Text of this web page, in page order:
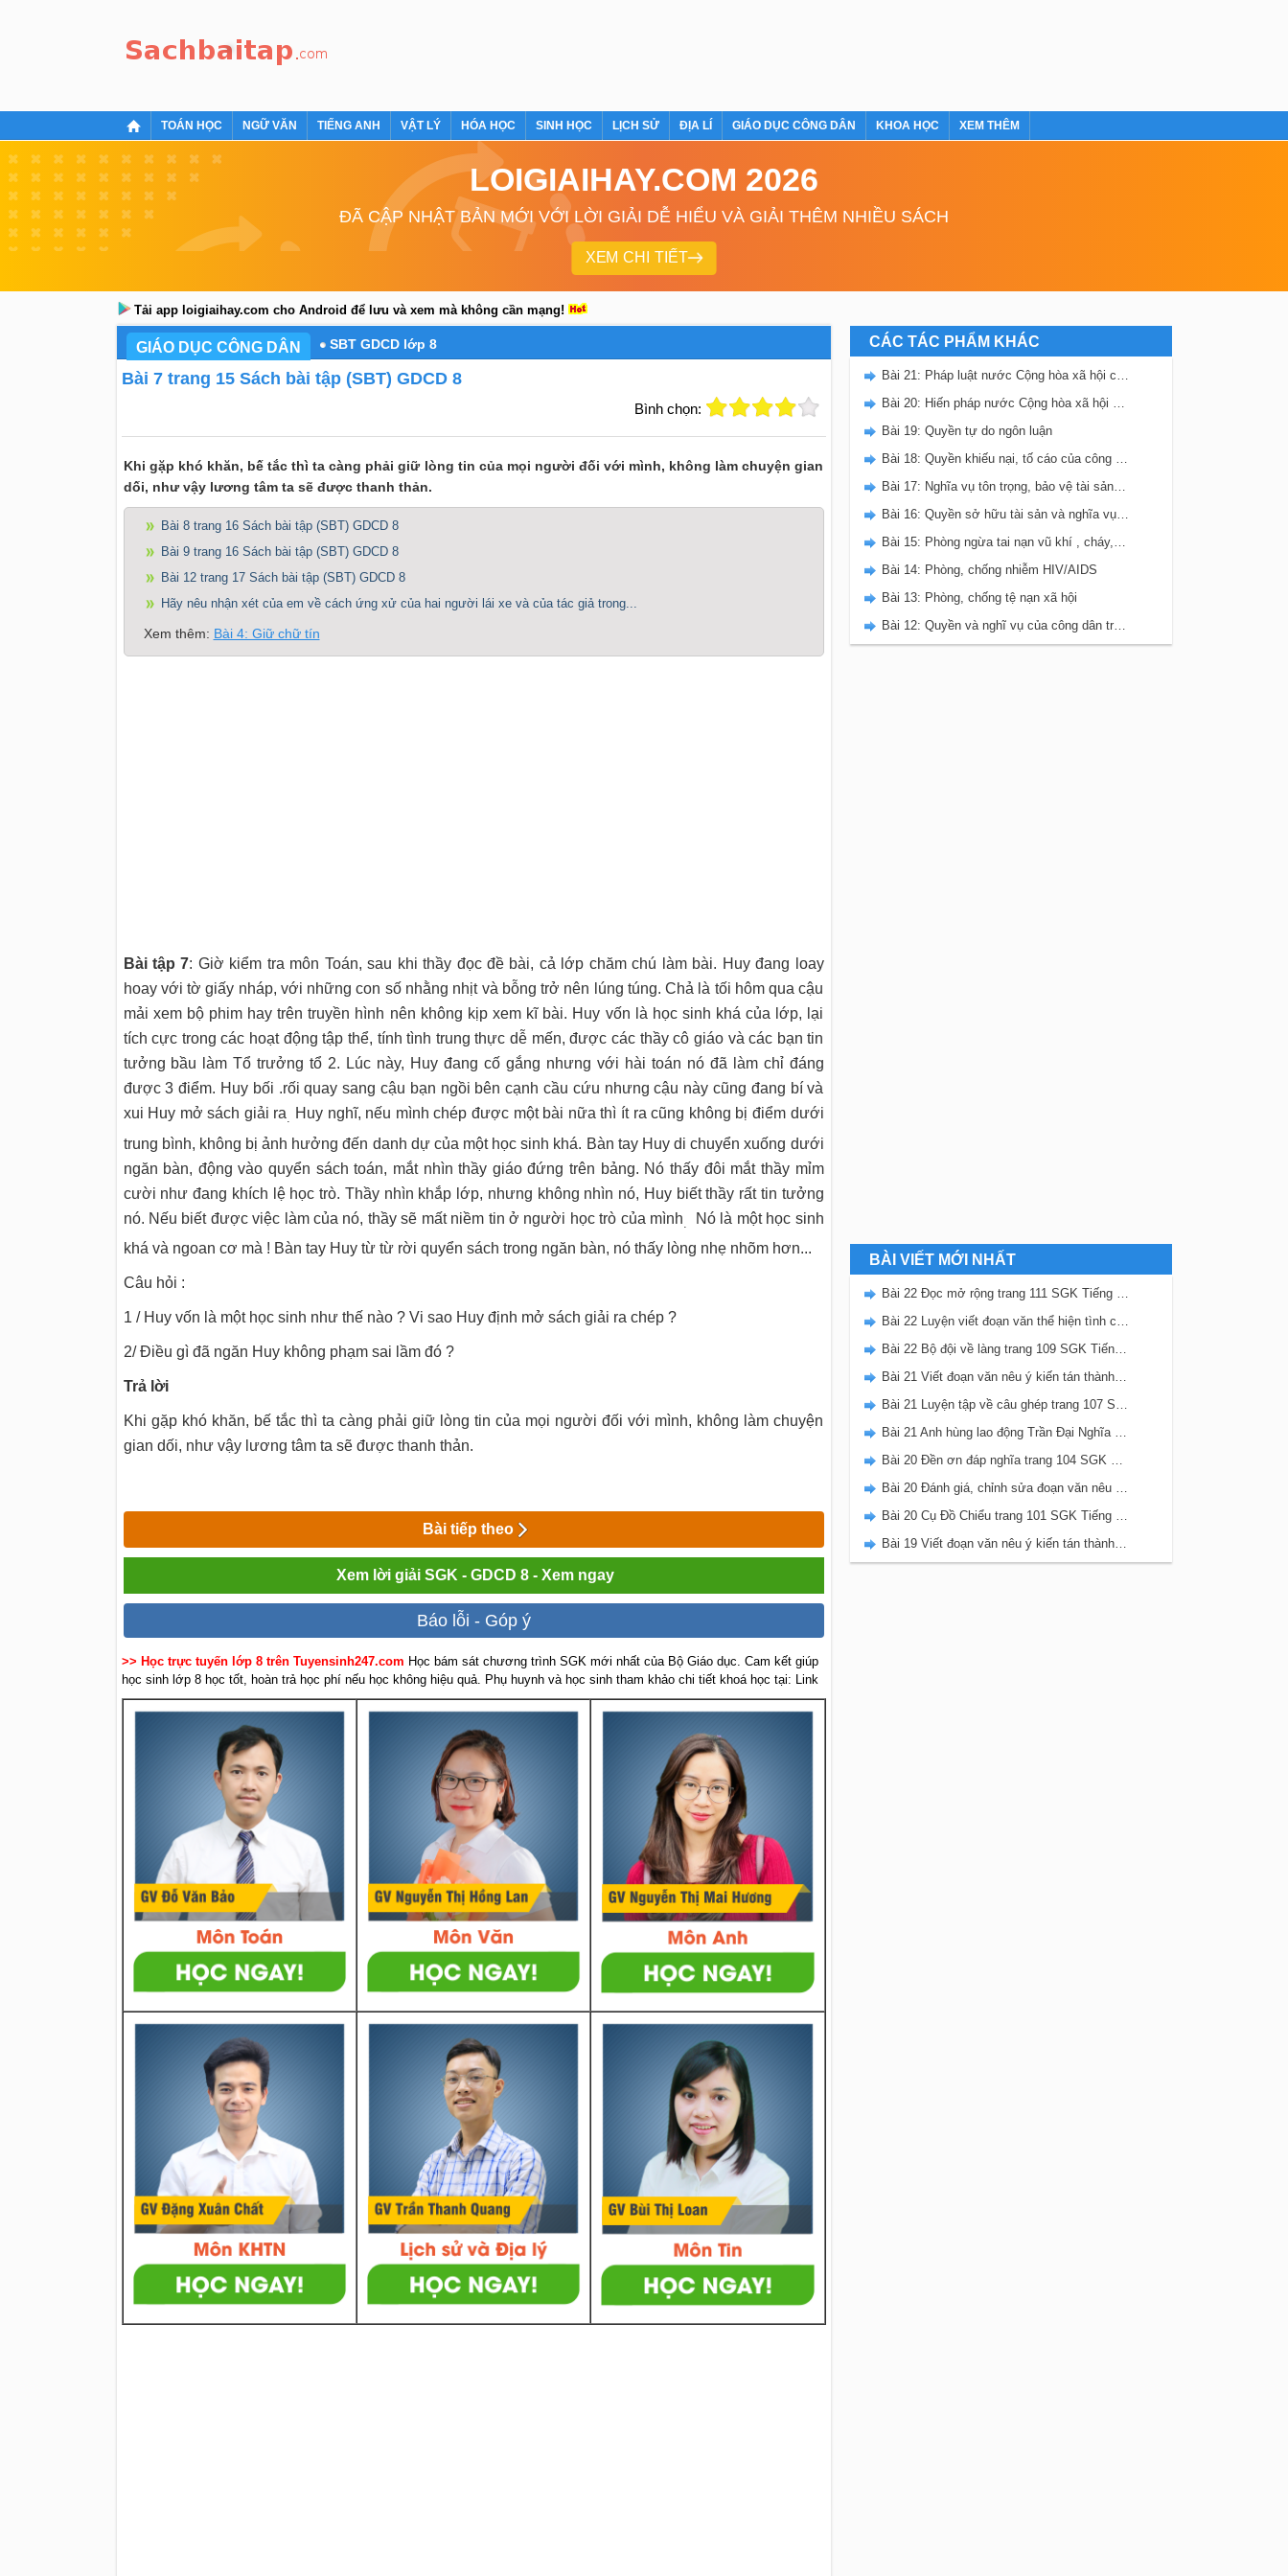
TOÁN HỌC NGỮ VĂN TIẾNG ANH VẬT LÝ HÓA HỌC SINH HỌC LỊCH SỬ ĐỊA LÍ GIÁO DỤC CÔNG DÂN KHOA HỌC XEM THÊM
LOIGIAIHAY.COM 2026
ĐÃ CẬP NHẬT BẢN MỚI VỚI LỜI GIẢI DỄ HIỂU VÀ GIẢI THÊM NHIỀU SÁCH
XEM CHI TIẾT
Tải app loigiaihay.com cho Android để lưu và xem mà không cần mạng!
GIÁO DỤC CÔNG DÂN SBT GDCD lớp 8
Bài 7 trang 15 Sách bài tập (SBT) GDCD 8
Bình chọn:
Khi gặp khó khăn, bế tắc thì ta càng phải giữ lòng tin của mọi người đối với mình, không làm chuyện gian
dối, như vậy lương tâm ta sẽ được thanh thản.
Bài 8 trang 16 Sách bài tập (SBT) GDCD 8
Bài 9 trang 16 Sách bài tập (SBT) GDCD 8
Bài 12 trang 17 Sách bài tập (SBT) GDCD 8
Hãy nêu nhận xét của em về cách ứng xử của hai người lái xe và của tác giả trong...
Xem thêm: Bài 4: Giữ chữ tín
Bài tập 7: Giờ kiểm tra môn Toán, sau khi thầy đọc đề bài, cả lớp chăm chú làm bài. Huy đang loay
hoay với tờ giấy nháp, với những con số nhằng nhịt và bỗng trở nên lúng túng. Chả là tối hôm qua cậu
mải xem bộ phim hay trên truyền hình nên không kịp xem kĩ bài. Huy vốn là học sinh khá của lớp, lại
tích cực trong các hoạt động tập thể, tính tình trung thực dễ mến, được các thầy cô giáo và các bạn tin
tưởng bầu làm Tổ trưởng tổ 2. Lúc này, Huy đang cố gắng nhưng với hài toán nó đã làm chỉ đáng
được 3 điểm. Huy bối .rối quay sang cậu bạn ngồi bên cạnh cầu cứu nhưng cậu này cũng đang bí và
xui Huy mở sách giải ra. Huy nghĩ, nếu mình chép được một bài nữa thì ít ra cũng không bị điểm dưới
trung bình, không bị ảnh hưởng đến danh dự của một học sinh khá. Bàn tay Huy di chuyển xuống dưới
ngăn bàn, động vào quyển sách toán, mắt nhìn thầy giáo đứng trên bảng. Nó thấy đôi mắt thầy mỉm
cười như đang khích lệ học trò. Thầy nhìn khắp lớp, nhưng không nhìn nó, Huy biết thầy rất tin tưởng
nó. Nếu biết được việc làm của nó, thầy sẽ mất niềm tin ở người học trò của mình
Nó là một học sinh
khá và ngoan cơ mà ! Bàn tay Huy từ từ rời quyển sách trong ngăn bàn, nó thấy lòng nhẹ nhõm hơn...
Câu hỏi :
1 / Huy vốn là một học sinh như thế nào ? Vi sao Huy định mở sách giải ra chép ?
2/ Điều gì đã ngăn Huy không phạm sai lầm đó ?
Trảlời
Khi gặp khó khăn, bế tắc thì ta càng phải giữ lòng tin của mọi người đối với mình, không làm chuyện
gian dối, như vậy lương tâm ta sẽ được thanh thản.
Bài tiếp theo
Xem lời giải SGK - GDCD 8 - Xem ngay
Báo lỗi - Góp ý
>> Học trực tuyến lớp 8 trên Tuyensinh247.com Học bám sát chương trình SGK mới nhất của Bộ Giáo dục. Cam kết giúp
học sinh lớp 8 học tốt, hoàn trả học phí nếu học không hiệu quả. Phụ huynh và học sinh tham khảo chi tiết khoá học tại: Link
CÁC TÁC PHẨM KHÁC
Bài 21: Pháp luật nước Cộng hòa xã hội chủ nghĩa Việt Nam
Bài 20: Hiến pháp nước Cộng hòa xã hội chủ nghĩa Việt Nam
Bài 19: Quyền tự do ngôn luận
Bài 18: Quyền khiếu nại, tố cáo của công dân.
Bài 17: Nghĩa vụ tôn trọng, bảo vệ tài sản nhà nước và lợi ích công cộng
Bài 16: Quyền sở hữu tài sản và nghĩa vụ tôn trọng tài sản của người khác
Bài 15: Phòng ngừa tai nạn vũ khí , cháy, nổ và các chất độc hại
Bài 14: Phòng, chống nhiễm HIV/AIDS
Bài 13: Phòng, chống tệ nạn xã hội
Bài 12: Quyền và nghĩ vụ của công dân trong gia đinh
BÀI VIẾT MỚI NHẤT
Bài 22 Đọc mở rộng trang 111 SGK Tiếng Việt 5 Kết nối tri thức tập 2
Bài 22 Luyện viết đoạn văn thể hiện tình cảm, cảm xúc về một sự việc trang 111 SGK Tiếng Việt 5 Kết nối tri thức tập 2
Bài 22 Bộ đội về làng trang 109 SGK Tiếng Việt 5 Kết nối tri thức tập 2
Bài 21 Viết đoạn văn nêu ý kiến tán thành một sự việc, hiện tượng (Bài viết số 2) trang 108 SGK Tiếng Việt 5 Kết nối tri thức tập 2
Bài 21 Luyện tập về câu ghép trang 107 SGK Tiếng Việt 5 Kết nối tri thức tập 2
Bài 21 Anh hùng lao động Trần Đại Nghĩa trang 106 SGK Tiếng Việt 5 Kết nối tri thức tập 2
Bài 20 Đền ơn đáp nghĩa trang 104 SGK Tiếng Việt 5 Kết nối tri thức tập 2
Bài 20 Đánh giá, chỉnh sửa đoạn văn nêu ý kiến tán thành một sự vật, hiện tượng trang 103 SGK Tiếng Việt 5 Kết nối tri thức tập 2
Bài 20 Cụ Đồ Chiểu trang 101 SGK Tiếng Việt 5 Kết nối tri thức tập 2
Bài 19 Viết đoạn văn nêu ý kiến tán thành một sự việc, hiện tượng (Bài viết số 1) trang 100 SGK Tiếng Việt 5 Kết nối tri thức tập 2